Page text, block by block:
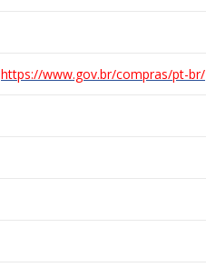
https://www.gov.br/compras/pt-br/